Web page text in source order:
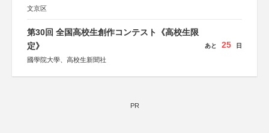
文京区
第30回 全国高校生創作コンテスト《高校生限
定》
國學院大學、高校生新聞社
あと 25 日
PR